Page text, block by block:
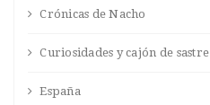
Crónicas de Nacho
Curiosidades y cajón de sastre
España